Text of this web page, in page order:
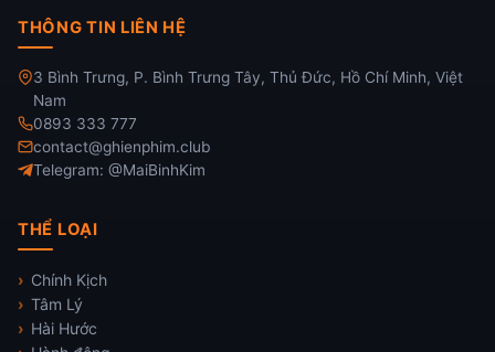
THÔNG TIN LIÊN HỆ
3 Bình Trưng, P. Bình Trưng Tây, Thủ Đức, Hồ Chí Minh, Việt
Nam
0893 333 777
contact@ghienphim.club
Telegram: @MaiBinhKim
THỂ LOẠI
Chính Kịch
Tâm Lý
Hài Hước